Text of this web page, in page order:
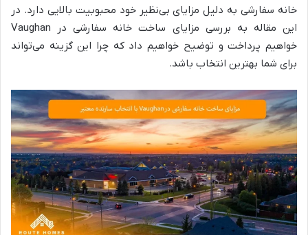
خانه سفارشی به دلیل مزایای بی‌نظیر خود محبوبیت بالایی دارد. در
این مقاله به بررسی مزایای ساخت خانه سفارشی در Vaughan
خواهیم پرداخت و توضیح خواهیم داد که چرا این گزینه می‌تواند
برای شما بهترین انتخاب باشد.